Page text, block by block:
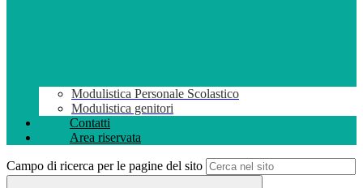
Modulistica Personale Scolastico
Modulistica genitori
Contatti
Area riservata
Campo di ricerca per le pagine del sito